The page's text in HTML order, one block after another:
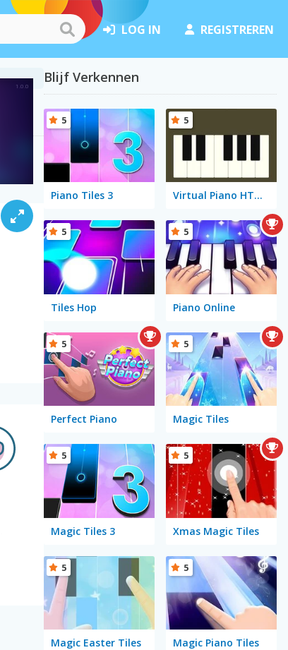
LOG IN REGISTREREN
Blijf Verkennen
Piano Tiles 3
5
Virtual Piano HTML5
5
Tiles Hop
5
Piano Online
5
Perfect Piano
5
Magic Tiles
5
Magic Tiles 3
5
Xmas Magic Tiles
5
Magic Easter Tiles
5
Magic Piano Tiles
5